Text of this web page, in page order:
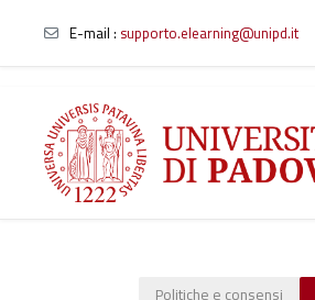
Vai al contenuto principale
E-mail : supporto.elearning@unipd.it
Politiche e consensi